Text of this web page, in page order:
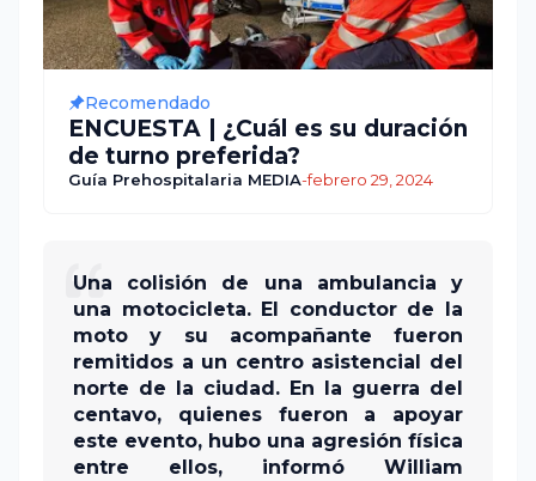
Recomendado
ENCUESTA | ¿Cuál es su duración
de turno preferida?
Guía Prehospitalaria MEDIA-febrero 29, 2024
Una colisión de una ambulancia y
una motocicleta. El conductor de la
moto y su acompañante fueron
remitidos a un centro asistencial del
norte de la ciudad. En la guerra del
centavo, quienes fueron a apoyar
este evento, hubo una agresión física
entre ellos, informó William